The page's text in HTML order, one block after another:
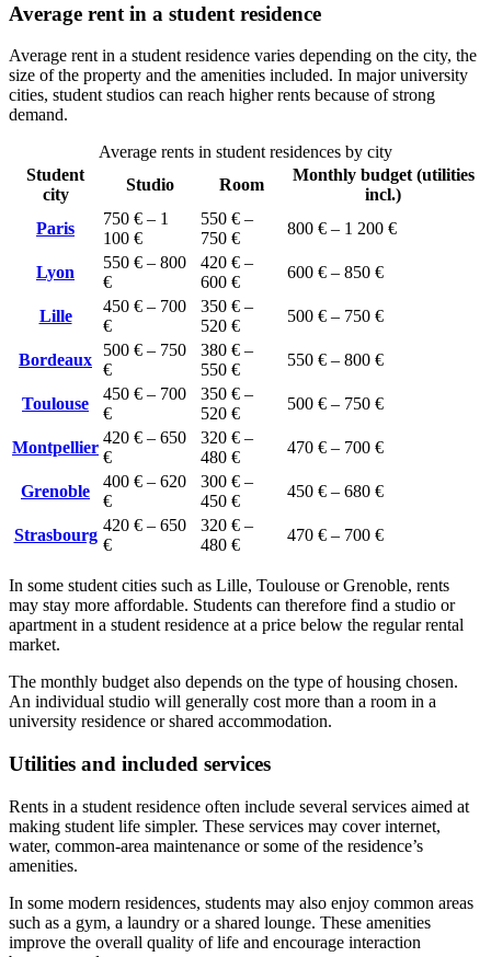
Average rent in a student residence
Average rent in a student residence varies depending on the city, the
size of the property and the amenities included. In major university
cities, student studios can reach higher rents because of strong
demand.
Average rents in student residences by city
Student
city
Studio Room
Monthly budget (utilities
incl.)
Paris
750 € – 1
100 €
550 € –
750 €
800 € – 1 200 €
Lyon
550 € – 800
€
420 € –
600 €
600 € – 850 €
Lille
450 € – 700
€
350 € –
520 €
500 € – 750 €
Bordeaux
500 € – 750
€
380 € –
550 €
550 € – 800 €
Toulouse
450 € – 700
€
350 € –
520 €
500 € – 750 €
Montpellier
420 € – 650
€
320 € –
480 €
470 € – 700 €
Grenoble
400 € – 620
€
300 € –
450 €
450 € – 680 €
Strasbourg
420 € – 650
€
320 € –
480 €
470 € – 700 €
In some student cities such as Lille, Toulouse or Grenoble, rents
may stay more affordable. Students can therefore find a studio or
apartment in a student residence at a price below the regular rental
market.
The monthly budget also depends on the type of housing chosen.
An individual studio will generally cost more than a room in a
university residence or shared accommodation.
Utilities and included services
Rents in a student residence often include several services aimed at
making student life simpler. These services may cover internet,
water, common-area maintenance or some of the residence’s
amenities.
In some modern residences, students may also enjoy common areas
such as a gym, a laundry or a shared lounge. These amenities
improve the overall quality of life and encourage interaction